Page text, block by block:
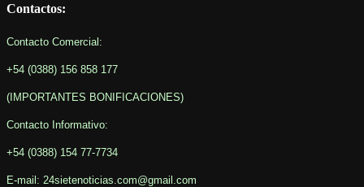
Contactos:
Contacto Comercial:
+54 (0388) 156 858 177
(IMPORTANTES BONIFICACIONES)
Contacto Informativo:
+54 (0388) 154 77-7734
E-mail: 24sietenoticias.com@gmail.com